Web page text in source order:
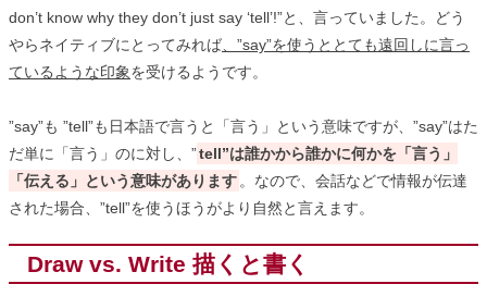
don’t know why they don’t just say ‘tell’!”と、言っていました。どう
やらネイティブにとってみれば 、”say”を使うととても遠回しに言っ
ているような印象を受けるようです。
”say”も ”tell”も日本語で言うと「言う」という意味ですが、”say”はた
だ単に「言う」のに対し、”tell”は誰かから誰かに何かを「言う」
「伝える」という意味があります 。なので、会話などで情報が伝達
された場合、”tell”を使うほうがより自然と言えます。
Draw vs. Write 描くと書く